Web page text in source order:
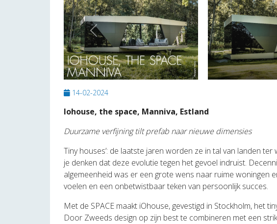
Previous
14-02-2024
Iohouse, the space, Manniva, Estland
Duurzame verfijning tilt prefab naar nieuwe dimensies
Tiny houses’: de laatste jaren worden ze in tal van landen
je denken dat deze evolutie tegen het gevoel indruist.
algemeenheid was er een grote wens naar ruime woningen
voelen en een onbetwistbaar teken van persoonlijk succes.
Met de SPACE maakt iOhouse, gevestigd in Stockholm, het
Door Zweeds design op zijn best te combineren met een